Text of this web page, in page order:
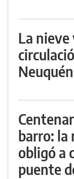
La nieve
barro: la
obligó a
puente